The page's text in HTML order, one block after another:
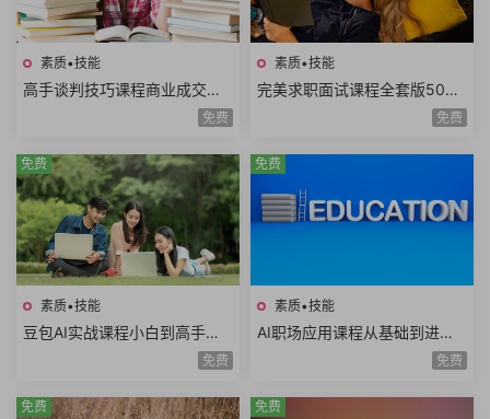
素质•技能
高手谈判技巧课程商业成交谈
判底线谈判态度双赢思维谈判
免费
素质•技能
完美求职面试课程全套版500
强HR完美简历面试技巧电话面
免费
素质•技能
豆包AI实战课程小白到高手速
成豆包智能体AI写作辅助内容
免费
免费
素质•技能
AI职场应用课程从基础到进阶
写日报做PPT做Excel写方案写
免费
免费
免费 免费